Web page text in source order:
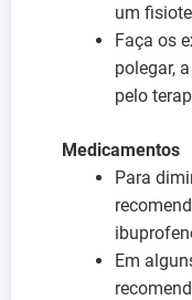
um
Faça os
polegar,
pelo
Medicamentos
Para
Em